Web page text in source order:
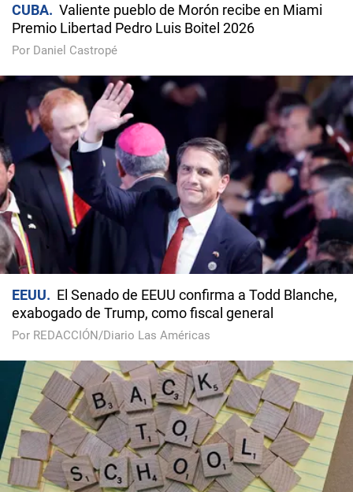
CUBA
Valiente pueblo de Morón recibe en Miami
Premio Libertad Pedro Luis Boitel 2026
Por Daniel Castropé
EEUU
El Senado de EEUU confirma a Todd Blanche,
exabogado de Trump, como fiscal general
Por REDACCIÓN/Diario Las Américas